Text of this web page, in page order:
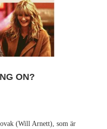
ON?
(Will Arnett), som är